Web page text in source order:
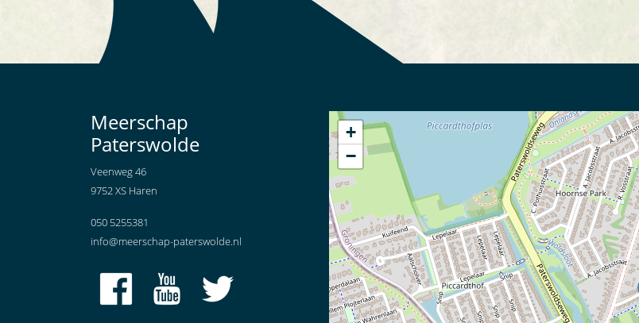
Meerschap
Paterswolde
Veenweg 46
9752 XS Haren
050 5255381
info@meerschap-paterswolde.nl
+
−